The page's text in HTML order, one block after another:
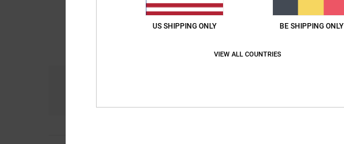
US SHIPPING ONLY BE SHIPPING ONLY
VIEW ALL COUNTRIES